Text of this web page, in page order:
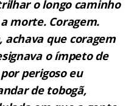
o longo caminho
morte. Coragem.
achava que coragem
o ímpeto de
perigoso eu
de tobogã,